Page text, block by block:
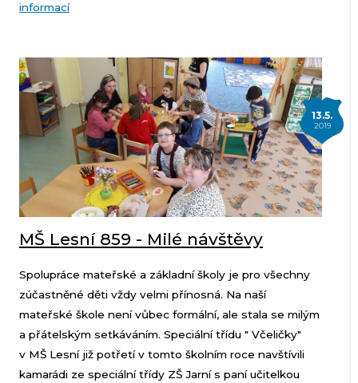
informací
13.5.
2019
MŠ Lesní 859 - Milé návštěvy
Spolupráce mateřské a základní školy je pro všechny
zúčastněné děti vždy velmi přínosná. Na naší
mateřské škole není vůbec formální, ale stala se milým
a přátelským setkáváním. Speciální třídu " Včeličky"
v MŠ Lesní již potřetí v tomto školním roce navštívili
kamarádi ze speciální třídy ZŠ Jarní s paní učitelkou